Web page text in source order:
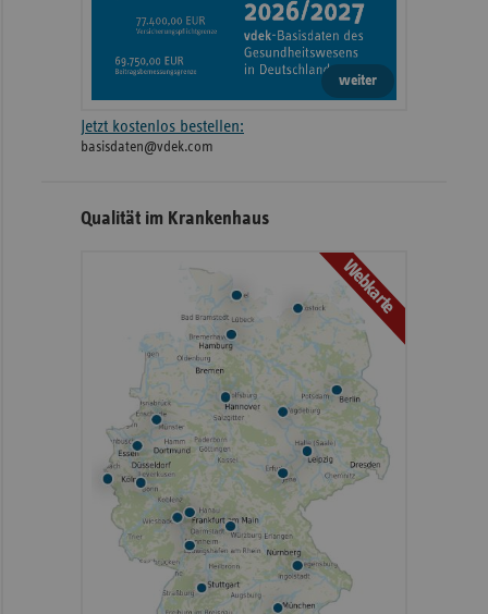
weiter
Jetzt kostenlos bestellen:
basisdaten@vdek.com
Qualität im Krankenhaus
Webkarte